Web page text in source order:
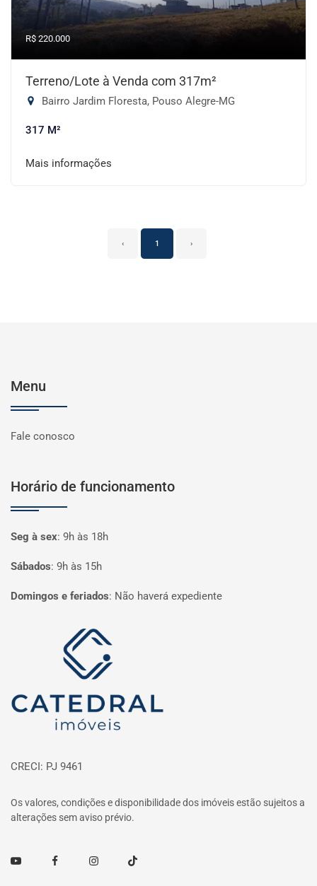
R$ 220.000
Terreno/Lote à Venda com 317m²
Bairro Jardim Floresta, Pouso Alegre-MG
317 M²
Mais informações
‹ 1 ›
Menu
Fale conosco
Horário de funcionamento
Seg à sex: 9h às 18h
Sábados: 9h às 15h
Domingos e feriados: Não haverá expediente
Página inicial
CRECI: PJ 9461
Os valores, condições e disponibilidade dos imóveis estão sujeitos a
alterações sem aviso prévio.
Youtube FacebookInstagramTikTok